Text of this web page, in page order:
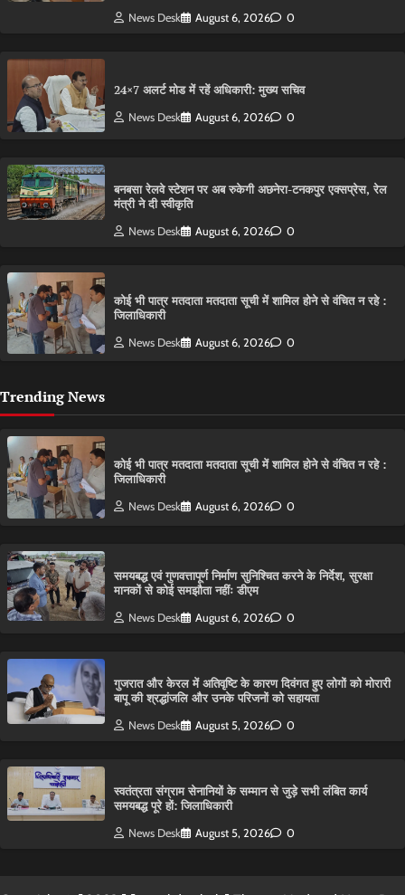
News Desk August 6, 2026 0
24×7 अलर्ट मोड में रहें अधिकारी: मुख्य सचिव
News Desk August 6, 2026 0
बनबसा रेलवे स्टेशन पर अब रुकेगी अछनेरा-टनकपुर एक्सप्रेस, रेल
मंत्री ने दी स्वीकृति
News Desk August 6, 2026 0
कोई भी पात्र मतदाता मतदाता सूची में शामिल होने से वंचित न रहे :
जिलाधिकारी
News Desk August 6, 2026 0
Trending News
कोई भी पात्र मतदाता मतदाता सूची में शामिल होने से वंचित न रहे :
जिलाधिकारी
News Desk August 6, 2026 0
समयबद्ध एवं गुणवत्तापूर्ण निर्माण सुनिश्चित करने के निर्देश, सुरक्षा
मानकों से कोई समझौता नहींः डीएम
News Desk August 6, 2026 0
गुजरात और केरल में अतिवृष्टि के कारण दिवंगत हुए लोगों को मोरारी
बापू की श्रद्धांजलि और उनके परिजनों को सहायता
News Desk August 5, 2026 0
स्वतंत्रता संग्राम सेनानियों के सम्मान से जुड़े सभी लंबित कार्य
समयबद्ध पूरे हों: जिलाधिकारी
News Desk August 5, 2026 0